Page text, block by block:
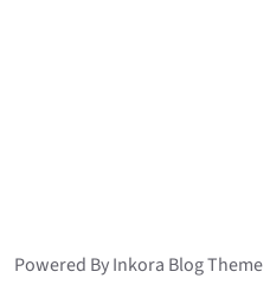
Powered By Inkora Blog Theme